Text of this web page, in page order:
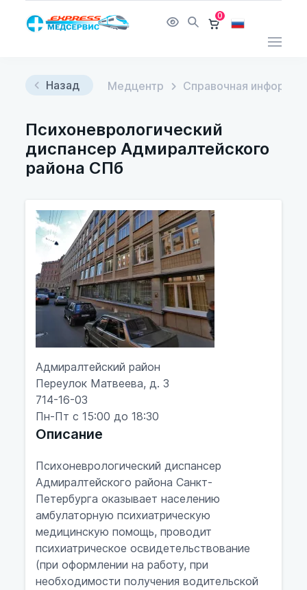
0
Назад Медцентр Справочная
Психоневрологический
диспансер Адмиралтейского
района СПб
Адмиралтейский район
Переулок Матвеева, д. 3
714-16-03
Пн-Пт с 15:00 до 18:30
Описание
Психоневрологический диспансер
Адмиралтейского района Санкт-
Петербурга оказывает населению
амбулаторную психиатрическую
медицинскую помощь, проводит
психиатрическое освидетельствование
(при оформлении на работу, при
необходимости получения водительской